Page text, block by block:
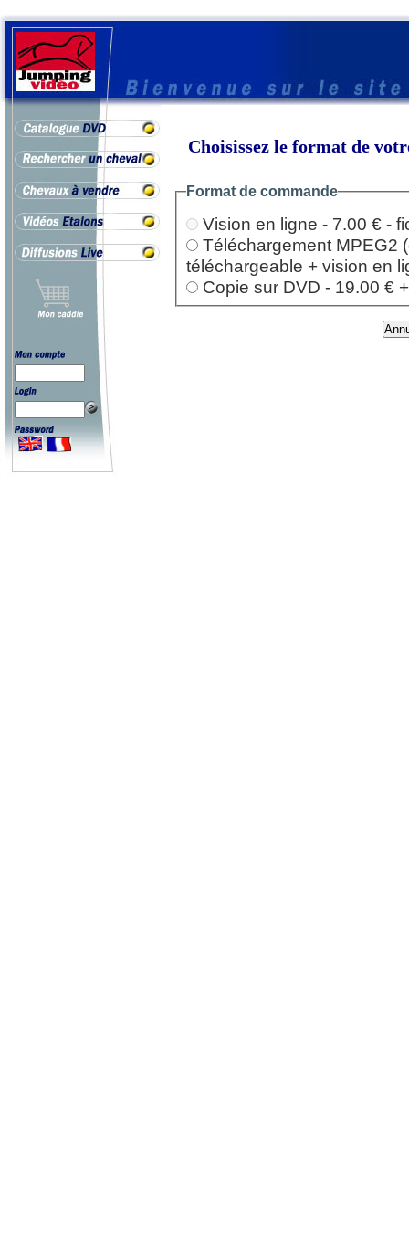
Choisissez le format de
Format de commande
Vision en ligne - 7.00 € -
Téléchargement MPEG2
téléchargeable + vision en
Copie sur DVD - 19.00 €